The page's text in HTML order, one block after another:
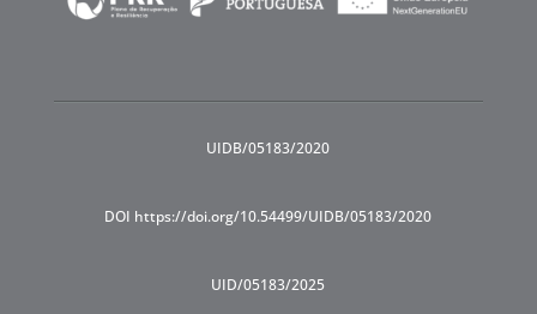
UIDB/05183/2020
DOI https://doi.org/10.54499/UIDB/05183/2020
UID/05183/2025